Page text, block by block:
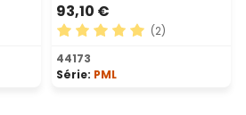
93,10 €
Note moyenne de 5 sur 5
(2)
44173
Série: PML